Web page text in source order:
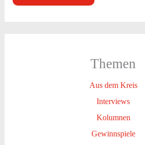
Themen
Aus dem Kreis
Interviews
Kolumnen
Gewinnspiele